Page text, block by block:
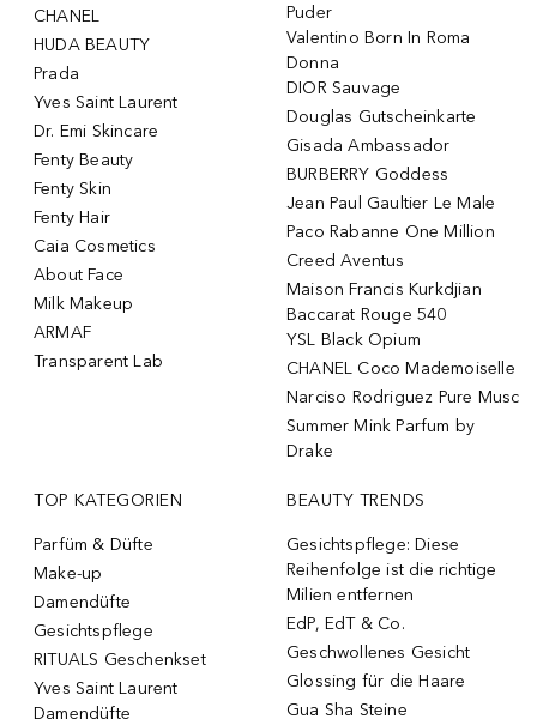
CHANEL
HUDA BEAUTY
Prada
Yves Saint Laurent
Dr. Emi Skincare
Fenty Beauty
Fenty Skin
Fenty Hair
Caia Cosmetics
About Face
Milk Makeup
ARMAF
Transparent Lab
Puder
Valentino Born In Roma
Donna
DIOR Sauvage
Douglas Gutscheinkarte
Gisada Ambassador
BURBERRY Goddess
Jean Paul Gaultier Le Male
Paco Rabanne One Million
Creed Aventus
Maison Francis Kurkdjian
Baccarat Rouge 540
YSL Black Opium
CHANEL Coco Mademoiselle
Narciso Rodriguez Pure Musc
Summer Mink Parfum by
Drake
TOP KATEGORIEN
Parfüm & Düfte
Make-up
Damendüfte
Gesichtspflege
RITUALS Geschenkset
Yves Saint Laurent
Damendüfte
BEAUTY TRENDS
Gesichtspflege: Diese
Reihenfolge ist die richtige
Milien entfernen
EdP, EdT & Co.
Geschwollenes Gesicht
Glossing für die Haare
Gua Sha Steine